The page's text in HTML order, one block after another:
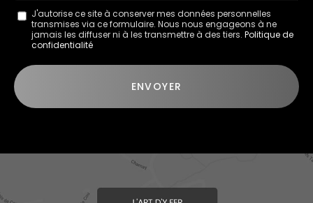
Message
J'autorise ce site à conserver mes données personnelles
transmises via ce formulaire. Nous nous engageons à ne
jamais les diffuser ni à les transmettre à des tiers. Politique de
confidentialité
Acceptation
RGPD
*
ENVOYER